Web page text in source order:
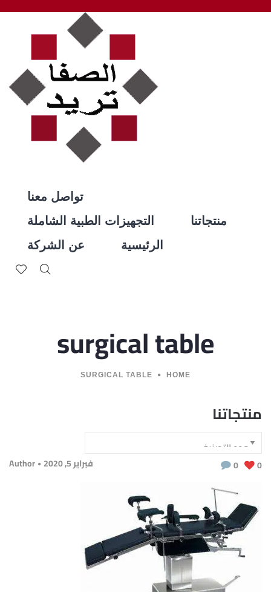
تواصل معنا
التجهيزات الطبية الشاملة
منتجاتنا
عن الشركة
الرئيسية
surgical table
HOME
SURGICAL TABLE
منتجاتنا
فبراير 5, 2020 Author 0 0